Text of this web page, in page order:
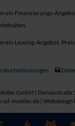
ein Finanzierungs-
ein Leasing-Angebot.
GmbH | Donaustraße
mueller.de | Webdesign